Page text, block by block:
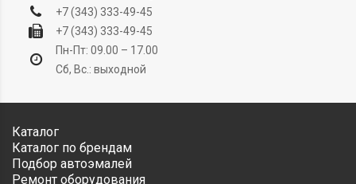
+7 (343) 333-49-45
+7 (343) 333-49-45
Пн-Пт: 09.00 – 17.00
Сб, Вс.: выходной
Каталог
Каталог по брендам
Подбор автоэмалей
Ремонт оборудования